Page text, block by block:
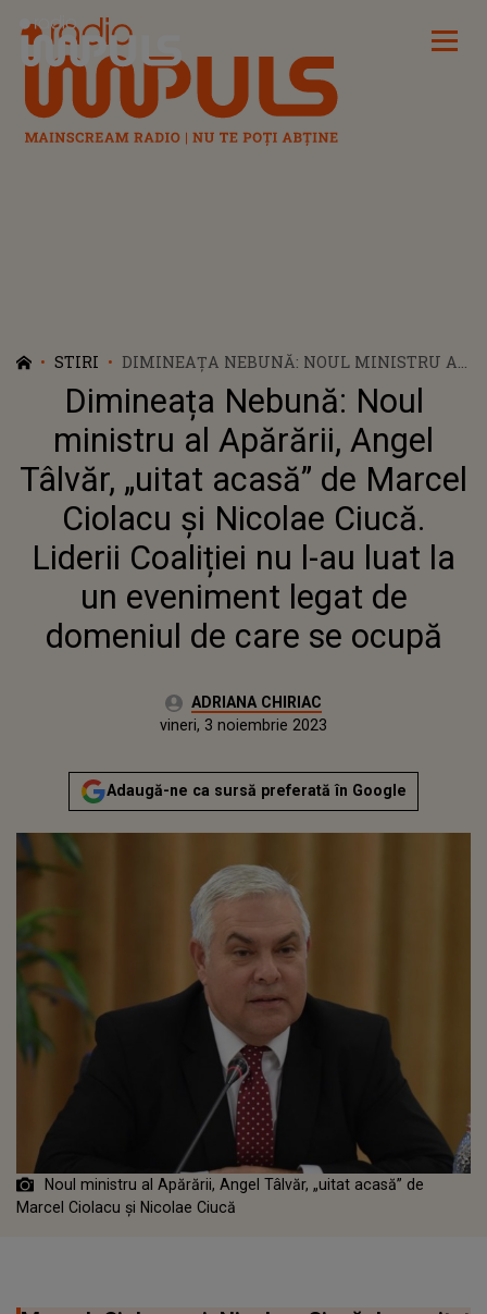
Radio Impuls
STIRI
DIMINEAȚA NEBUNĂ: NOUL MINISTRU AL
APĂRĂRII, ANGEL TÂLVĂR, „UITAT ACASĂ”
DE MARCEL CIOLACU ȘI NICOLAE CIUCĂ.
LIDERII COALIȚIEI NU L-AU LUAT LA UN
EVENIMENT LEGAT DE DOMENIUL DE CARE
SE OCUPĂ
Dimineața Nebună: Noul
ministru al Apărării, Angel
Tâlvăr, „uitat acasă” de Marcel
Ciolacu și Nicolae Ciucă.
Liderii Coaliției nu l-au luat la
un eveniment legat de
domeniul de care se ocupă
Autor:ADRIANA CHIRIAC
joi, 3 noiembrie 2022Actualizat:
vineri, 3 noiembrie 2023
Adaugă-ne ca sursă preferată în Google
Noul ministru al Apărării, Angel Tâlvăr, „uitat acasă” de
Marcel Ciolacu și Nicolae Ciucă